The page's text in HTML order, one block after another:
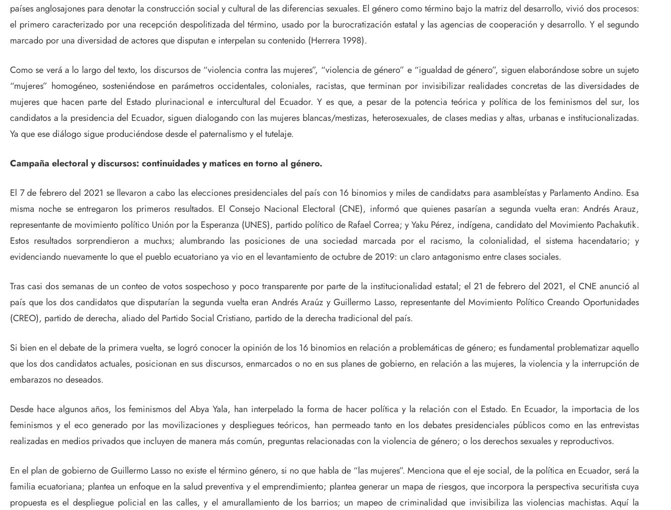
países anglosajones para denotar la construcción social y cultural de las diferencias sexuales. El género como término bajo la matriz del desarrollo, vivió dos procesos:
el primero caracterizado por una recepción despolitizada del término, usado por la burocratización estatal y las agencias de cooperación y desarrollo. Y el segundo
marcado por una diversidad de actores que disputan e interpelan su contenido (Herrera 1998).
Como se verá a lo largo del texto, los discursos de “violencia contra las mujeres”, “violencia de género” e “igualdad de género”, siguen elaborándose sobre un sujeto
“mujeres” homogéneo, sosteniéndose en parámetros occidentales, coloniales, racistas, que terminan por invisibilizar realidades concretas de las diversidades de
mujeres que hacen parte del Estado plurinacional e intercultural del Ecuador. Y es que, a pesar de la potencia teórica y política de los feminismos del sur, los
candidatos a la presidencia del Ecuador, siguen dialogando con las mujeres blancas/mestizas, heterosexuales, de clases medias y altas, urbanas e institucionalizadas.
Ya que ese diálogo sigue produciéndose desde el paternalismo y el tutelaje.
Campaña electoral y discursos: continuidades y matices en torno al género.
El 7 de febrero del 2021 se llevaron a cabo las elecciones presidenciales del país con 16 binomios y miles de candidatxs para asambleístas y Parlamento Andino. Esa
misma noche se entregaron los primeros resultados. El Consejo Nacional Electoral (CNE), informó que quienes pasarían a segunda vuelta eran: Andrés Arauz,
representante de movimiento político Unión por la Esperanza (UNES), partido político de Rafael Correa; y Yaku Pérez, indígena, candidato del Movimiento Pachakutik.
Estos resultados sorprendieron a muchxs; alumbrando las posiciones de una sociedad marcada por el racismo, la colonialidad, el sistema hacendatario; y
evidenciando nuevamente lo que el pueblo ecuatoriano ya vio en el levantamiento de octubre de 2019: un claro antagonismo entre clases sociales.
Tras casi dos semanas de un conteo de votos sospechoso y poco transparente por parte de la institucionalidad estatal; el 21 de febrero del 2021, el CNE anunció al
país que los dos candidatos que disputarían la segunda vuelta eran Andrés Araúz y Guillermo Lasso, representante del Movimiento Político Creando Oportunidades
(CREO), partido de derecha, aliado del Partido Social Cristiano, partido de la derecha tradicional del país.
Si bien en el debate de la primera vuelta, se logró conocer la opinión de los 16 binomios en relación a problemáticas de género; es fundamental problematizar aquello
que los dos candidatos actuales, posicionan en sus discursos, enmarcados o no en sus planes de gobierno, en relación a las mujeres, la violencia y la interrupción de
embarazos no deseados.
Desde hace algunos años, los feminismos del Abya Yala, han interpelado la forma de hacer política y la relación con el Estado. En Ecuador, la importacia de los
feminismos y el eco generado por las movilizaciones y despliegues teóricos, han permeado tanto en los debates presidenciales públicos como en las entrevistas
realizadas en medios privados que incluyen de manera más común, preguntas relacionadas con la violencia de género; o los derechos sexuales y reproductivos.
En el plan de gobierno de Guillermo Lasso no existe el término género, si no que habla de “las mujeres”. Menciona que el eje social, de la política en Ecuador, será la
familia ecuatoriana; plantea un enfoque en la salud preventiva y el emprendimiento; plantea generar un mapa de riesgos, que incorpora la perspectiva securitista cuya
propuesta es el despliegue policial en las calles, y el amurallamiento de los barrios; un mapeo de criminalidad que invisibiliza las violencias machistas. Aquí la